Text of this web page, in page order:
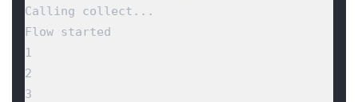
Calling collect...
Flow started
1
2
3